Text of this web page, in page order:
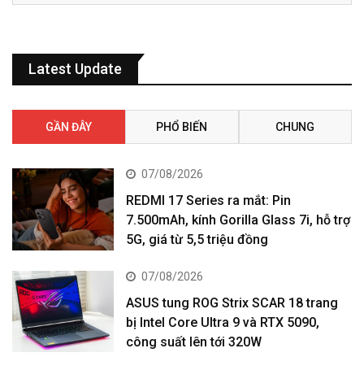
Latest Update
GẦN ĐÂY PHỔ BIẾN CHUNG
07/08/2026
REDMI 17 Series ra mắt: Pin
7.500mAh, kính Gorilla Glass 7i, hỗ trợ
5G, giá từ 5,5 triệu đồng
07/08/2026
ASUS tung ROG Strix SCAR 18 trang
bị Intel Core Ultra 9 và RTX 5090,
công suất lên tới 320W